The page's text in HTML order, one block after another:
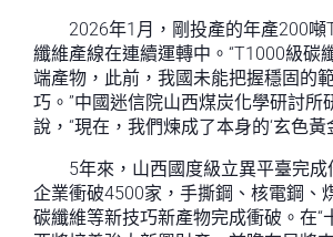
2026年1月，剛投產的年產200
纖維產線在連續運轉中。“T1000級碳
端產物，此前，我國未能把握穩固的
巧。”中國迷信院山西煤炭化學研討所
說，“現在，我們煉成了本身的‘玄色黃
5年來，山西國度級立異平臺完
企業衝破4500家，手撕鋼、核電鋼、
碳纖維等新技巧新產物完成衝破。在“